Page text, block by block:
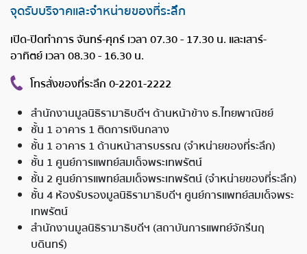
จุดรับบริจาคและจำหน่ายของที่ระลึก
เปิด-ปิดทำการ จันทร์-ศุกร์ เวลา 07.30 - 17.30 น. และเสาร์-
อาทิตย์ เวลา 08.30 - 16.30 น.
โทรสั่งของที่ระลึก 0-2201-2222
สำนักงานมูลนิธิรามาธิบดีฯ ด้านหน้าข้าง ธ.ไทยพาณิชย์
ชั้น 1 อาคาร 1 ติดการเงินกลาง
ชั้น 1 อาคาร 1 ด้านหน้าสารบรรณ (จำหน่ายของที่ระลึก)
ชั้น 1 ศูนย์การแพทย์สมเด็จพระเทพรัตน์
ชั้น 2 ศูนย์การแพทย์สมเด็จพระเทพรัตน์ (จำหน่ายของที่ระลึก)
ชั้น 4 ห้องรับรองมูลนิธิรามาธิบดีฯ ศูนย์การแพทย์สมเด็จพระ
เทพรัตน์
สำนักงานมูลนิธิรามาธิบดีฯ (สถาบันการแพทย์จักรีนฤ
บดินทร์)